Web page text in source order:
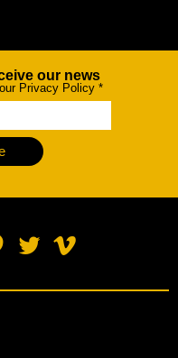
our news
Privacy Policy *